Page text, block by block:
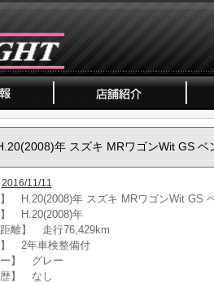
年 スズキ MRワゴンWit GS
2016/11/11
】 H.20(2008)年 スズキ MRワゴンWit GS
】 H.20(2008)年
距離】 走行76,429km
】 2年車検整備付
ー】 グレー
歴】 なし